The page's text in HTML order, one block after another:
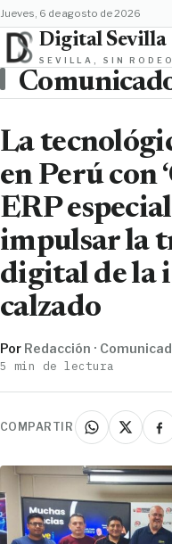
jueves, 6 de agosto de 2026
Digital Sevilla
SEVILLA, SIN
La
en Perú con
ERP
impulsar la
digital de la
calzado
Por Redacción ·
5 min de lectura
COMPARTIR